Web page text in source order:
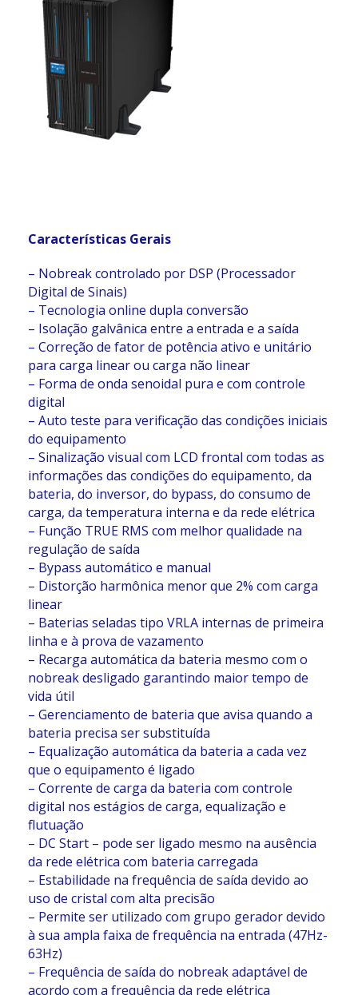
Características Gerais
– Nobreak controlado por DSP (Processador
Digital de Sinais)
– Tecnologia online dupla conversão
– Isolação galvânica entre a entrada e a saída
– Correção de fator de potência ativo e unitário
para carga linear ou carga não linear
– Forma de onda senoidal pura e com controle
digital
– Auto teste para verificação das condições iniciais
do equipamento
– Sinalização visual com LCD frontal com todas as
informações das condições do equipamento, da
bateria, do inversor, do bypass, do consumo de
carga, da temperatura interna e da rede elétrica
– Função TRUE RMS com melhor qualidade na
regulação de saída
– Bypass automático e manual
– Distorção harmônica menor que 2% com carga
linear
– Baterias seladas tipo VRLA internas de primeira
linha e à prova de vazamento
– Recarga automática da bateria mesmo com o
nobreak desligado garantindo maior tempo de
vida útil
– Gerenciamento de bateria que avisa quando a
bateria precisa ser substituída
– Equalização automática da bateria a cada vez
que o equipamento é ligado
– Corrente de carga da bateria com controle
digital nos estágios de carga, equalização e
flutuação
– DC Start – pode ser ligado mesmo na ausência
da rede elétrica com bateria carregada
– Estabilidade na frequência de saída devido ao
uso de cristal com alta precisão
– Permite ser utilizado com grupo gerador devido
à sua ampla faixa de frequência na entrada (47Hz-
63Hz)
– Frequência de saída do nobreak adaptável de
acordo com a frequência da rede elétrica